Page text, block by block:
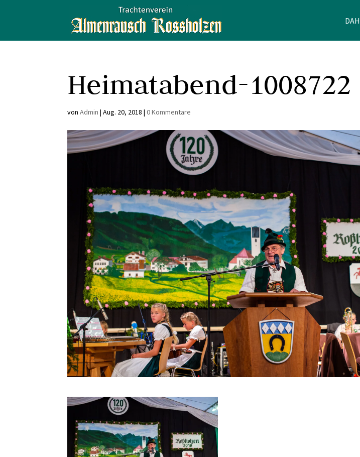
Heimatabend-1008722
vonAdmin |Aug. 20, 2018 |0 Kommentare